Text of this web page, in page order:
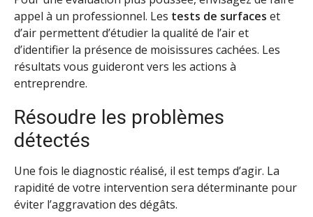
appel à un professionnel. Les tests de surfaces et
d’air permettent d’étudier la qualité de l’air et
d’identifier la présence de moisissures cachées. Les
résultats vous guideront vers les actions à
entreprendre.
Résoudre les problèmes
détectés
Une fois le diagnostic réalisé, il est temps d’agir. La
rapidité de votre intervention sera déterminante pour
éviter l’aggravation des dégâts.